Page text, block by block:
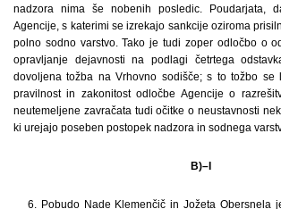
nadzora nima še nobenih posledic. Poudarjata,
Agencije, s katerimi se izrekajo sankcije oziroma
polno sodno varstvo. Tako je tudi zoper odločbo o
opravljanje dejavnosti na podlagi četrtega
dovoljena tožba na Vrhovno sodišče; s to tožbo se
pravilnost in zakonitost odločbe Agencije o
neutemeljene zavračata tudi očitke o neustavnosti
ki urejajo poseben postopek nadzora in sodnega
B)–I
6. Pobudo Nade Klemenčič in Jožeta Obersnela